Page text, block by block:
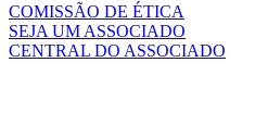
COMISSÃO DE ÉTICA
SEJA UM ASSOCIADO
CENTRAL DO ASSOCIADO